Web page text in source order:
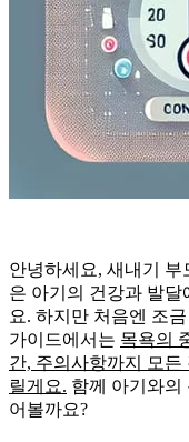
안녕하세요, 새내기 부
은 아기의 건강과 발달
요. 하지만 처음엔 조
가이드에서는 목욕의
간, 주의사항까지 모든
릴게요. 함께 아기와의
어볼까요?